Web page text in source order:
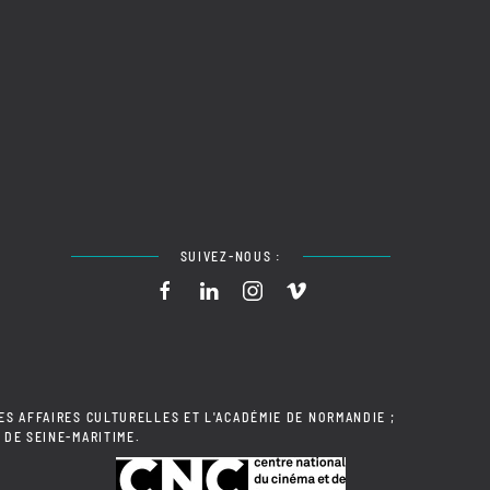
SUIVEZ-NOUS :
AFFAIRES CULTURELLES ET L'ACADÉMIE DE NORMANDIE ;
SEINE-MARITIME.